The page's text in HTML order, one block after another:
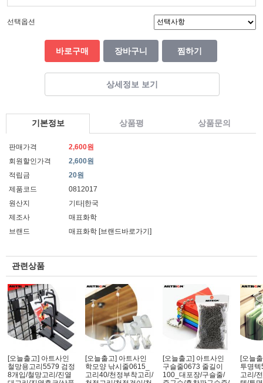
선택옵션
바로구매 장바구니 찜하기
상세정보 보기
기본정보 상품평 상품문의
판매가격
2,600원
회원할인가격
2,600원
적립금
20원
제품코드
0812017
원산지
기타|한국
제조사
매표화학
브랜드
매표화학 [브랜드바로가기]
관련상품
[오늘출고] 아트사인
철망용고리5579 검정
8개입/철망고리/진열
[오늘출고] 아트사인
학모양 낚시줄0615_
고리40/천정부착고리/
[오늘출고] 아트사인
구슬줄0673 줄길이
100_대포장/구슬줄/
[오늘
투명
고리/